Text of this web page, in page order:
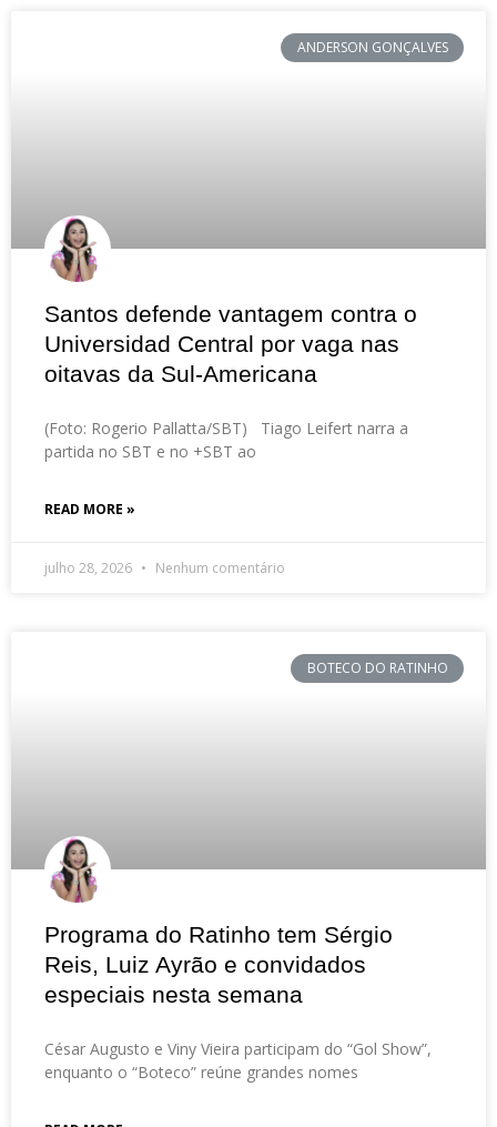
ANDERSON GONÇALVES
Santos defende vantagem contra o
Universidad Central por vaga nas
oitavas da Sul-Americana
(Foto: Rogerio Pallatta/SBT) Tiago Leifert narra a
partida no SBT e no +SBT ao
READ MORE »
julho 28, 2026 Nenhum comentário
BOTECO DO RATINHO
Programa do Ratinho tem Sérgio
Reis, Luiz Ayrão e convidados
especiais nesta semana
César Augusto e Viny Vieira participam do “Gol Show”,
enquanto o “Boteco” reúne grandes nomes